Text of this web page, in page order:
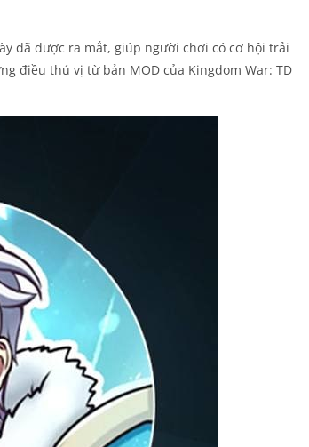
đã được ra mắt, giúp người chơi có cơ hội trải
điều thú vị từ bản MOD của Kingdom War: TD